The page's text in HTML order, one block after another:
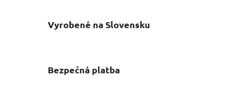
Vyrobené na Slovensku
Bezpečná platba